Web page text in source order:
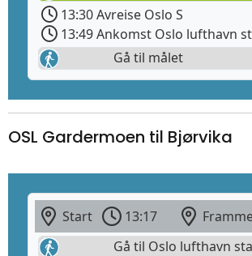
13:30 Avreise Oslo S
13:49 Ankomst Oslo lufthavn
Gå til målet
OSL Gardermoen til Bjørvika
Start 13:17
Gå til Oslo lufthavn